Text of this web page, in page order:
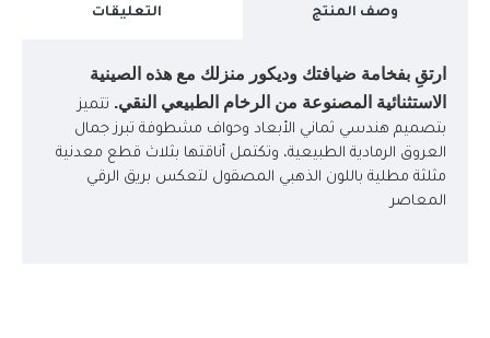
وصف المنتج التعليقات
ارتقِ بفخامة ضيافتك وديكور منزلك مع هذه الصينية
الاستثنائية المصنوعة من الرخام الطبيعي النقي. تتميز
بتصميم هندسي ثماني الأبعاد وحواف مشطوفة تبرز جمال
العروق الرمادية الطبيعية، وتكتمل أناقتها بثلاث قطع معدنية
مثلثة مطلية باللون الذهبي المصقول لتعكس بريق الرقي
المعاصر